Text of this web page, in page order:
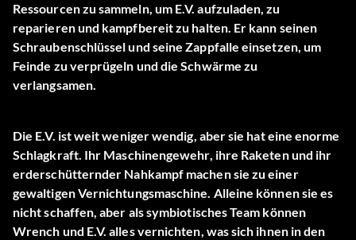
Ressourcen zu sammeln, um E.V. aufzuladen, zu
reparieren und kampfbereit zu halten. Er kann seinen
Schraubenschlüssel und seine Zappfalle einsetzen, um
Feinde zu verprügeln und die Schwärme zu
verlangsamen.
Die E.V. ist weit weniger wendig, aber sie hat eine enorme
Schlagkraft. Ihr Maschinengewehr, ihre Raketen und ihr
erderschütternder Nahkampf machen sie zu einer
gewaltigen Vernichtungsmaschine. Alleine können sie es
nicht schaffen, aber als symbiotisches Team können
Wrench und E.V. alles vernichten, was sich ihnen in den